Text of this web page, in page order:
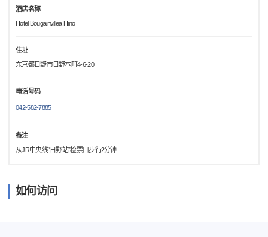
酒店名称
Hotel Bougainvillea Hino
住址
东京都日野市日野本町4-6-20
电话号码
042-582-7885
备注
从JR中央线“日野站”检票口步行2分钟
如何访问